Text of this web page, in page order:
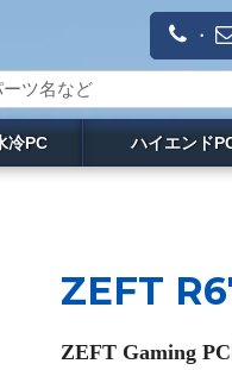
・
冷PC ハイエンド
ZEFT
ZEFT Gaming